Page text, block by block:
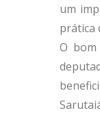
um
prática
O